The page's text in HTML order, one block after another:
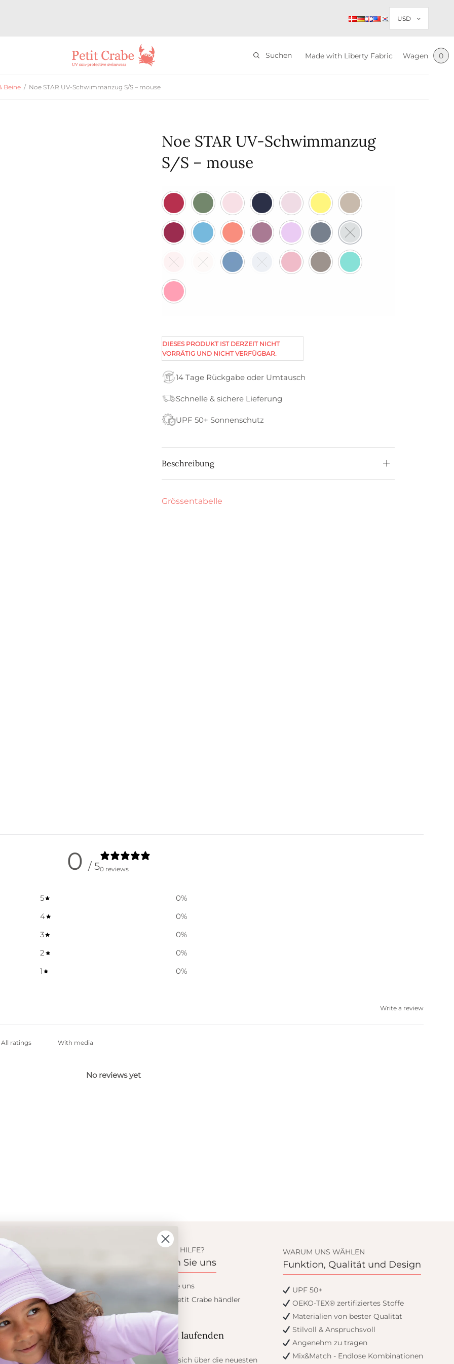
Suchen Made with Liberty Fabric Wagen 0
Beine / Noe STAR UV-Schwimmanzug S/S – mouse
Noe STAR UV-Schwimmanzug
S/S – mouse
DIESES PRODUKT IST DERZEIT NICHT
VORRÄTIG UND NICHT VERFÜGBAR.
14 Tage Rückgabe oder Umtausch
Schnelle & sichere Lieferung
UPF 50+ Sonnenschutz
Beschreibung
Grössentabelle
0 / 50 reviews
5 0%
4
0%
3
0%
2
0%
1
0%
Write a review
With media
No reviews yet
Sonne
BENÖTIGEN SIE HILFE?
Kontaktieren Sie uns
Kontaktieren Sie uns
Wollen sie ein Petit Crabe händler
werden?
Blieb auf dem laufenden
Informieren Sie sich über die neuesten
WARUM UNS WÄHLEN
Funktion, Qualität und Design
UPF 50+
OEKO-TEX® zertifiziertes Stoffe
Materialien von bester Qualität
Stilvoll & Anspruchsvoll
Angenehm zu tragen
Mix&Match - Endlose Kombinationen